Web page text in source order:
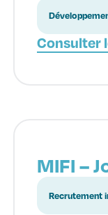
Consulter
MIFI –
Recrutement